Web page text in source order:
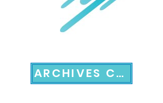
ARCHIVES CATALOGUES 2023 & 2022